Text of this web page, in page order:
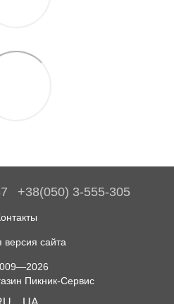
+38(050) 3-555-305
версия сайта
Пикник-Сервис